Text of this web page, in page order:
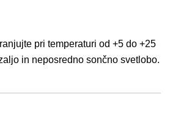
pri temperaturi od +5 do +25
in neposredno sončno svetlobo.